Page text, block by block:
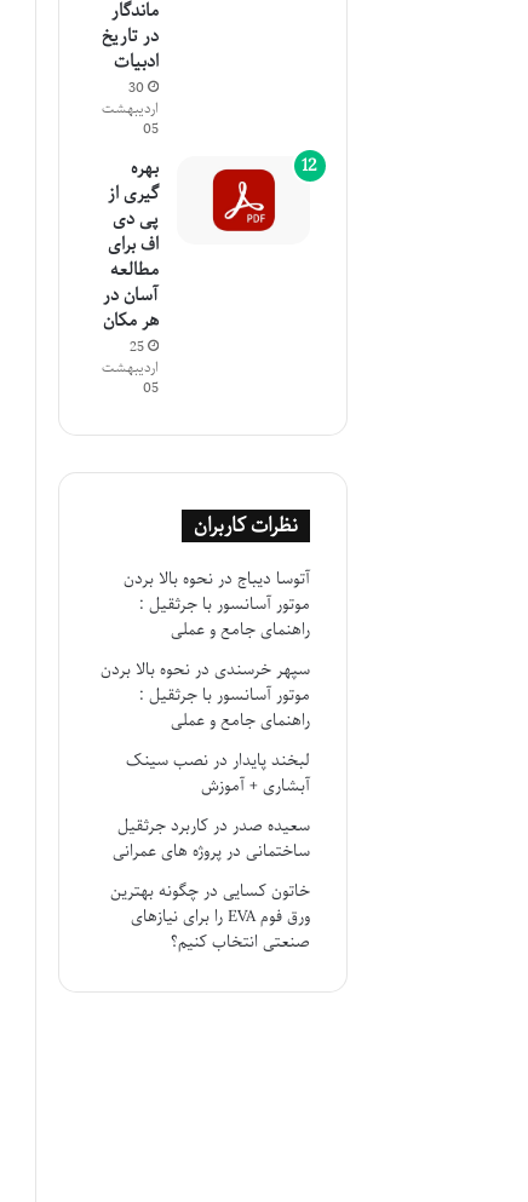
ماندگار
در تاریخ
ادبیات
30
اردیبهشت
05
بهره
گیری از
پی دی
اف برای
مطالعه
آسان در
هر مکان
25
اردیبهشت
05
نظرات کاربران
آتوسا دیباج درنحوه بالا بردن
موتور آسانسور با جرثقیل :
راهنمای جامع و عملی
سپهر خرسندی درنحوه بالا بردن
موتور آسانسور با جرثقیل :
راهنمای جامع و عملی
لبخند پایدار درنصب سینک
آبشاری + آموزش
سعیده صدر درکاربرد جرثقیل
ساختمانی در پروژه های عمرانی
خاتون کسایی درچگونه بهترین
ورق فوم EVA را برای نیازهای
صنعتی انتخاب کنیم؟